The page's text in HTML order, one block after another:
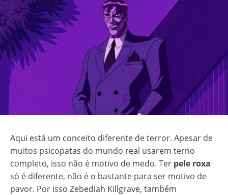
Aqui está um conceito diferente de terror. Apesar de
muitos psicopatas do mundo real usarem terno
completo, isso não é motivo de medo. Ter pele roxa
só é diferente, não é o bastante para ser motivo de
pavor. Por isso Zebediah Killgrave, também